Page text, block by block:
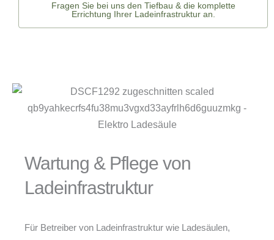
Fragen Sie bei uns den Tiefbau & die komplette
Errichtung Ihrer Ladeinfrastruktur an.
Wartung & Pflege von
Ladeinfrastruktur
Für Betreiber von Ladeinfrastruktur wie Ladesäulen,